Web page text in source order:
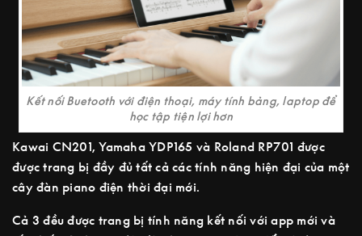
Kết nối Buetooth với điện thoại, máy tính bảng, laptop để
học tập tiện lợi hơn
Kawai CN201, Yamaha YDP165 và Roland RP701 được
được trang bị đầy đủ tất cả các tính năng hiện đại của một
cây đàn piano điện thời đại mới.
Cả 3 đều được trang bị tính năng kết nối với app mới và